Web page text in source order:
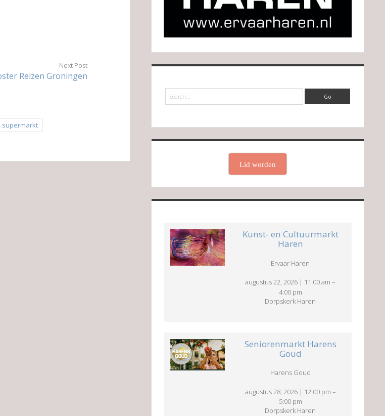
Next Post
Reizen Groningen
supermarkt
Lid worden
Kunst- en Cultuurmarkt
Haren
Ervaar Haren
augustus 22, 2026 | 11:00 am–
4:00 pm
Dorpskerk Haren
Seniorenmarkt Harens
Goud
Harens Goud
augustus 28, 2026 | 12:00 pm –
5:00 pm
Dorpskerk Haren